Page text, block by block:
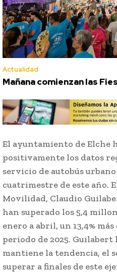
Actualidad
Mañana comienzan las
El ayuntamiento de Elche
positivamente los datos
servicio de autobús
cuatrimestre de este año.
Movilidad, Claudio
han superado los 5,4
enero a abril, un 13,4%
periodo de 2025. Guilabert
mantiene la tendencia, el
superar a finales de este